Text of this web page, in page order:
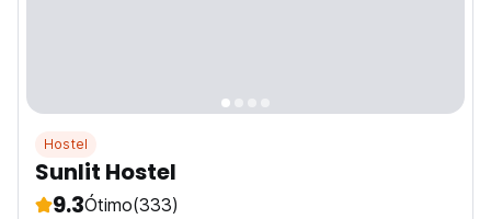
Hostel
Sunlit Hostel
9.3Ótimo(333)